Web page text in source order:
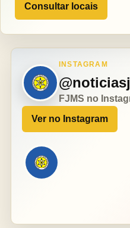
Consultar locais
INSTAGRAM
FJMS no
Ver no Instagram